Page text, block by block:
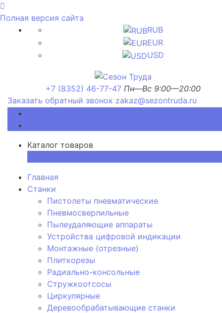
Полная версия сайта
RUB
EUR
USD
+7 (8352) 46-77-47 Пн—Вс 9:00—20:00
Заказать обратный звонок zakaz@sezontruda.ru
Каталог товаров
Главная
Станки
Пистолеты пневматические
Пневмосверлильные
Пылеудаляющие аппараты
Устройства цифровой индикации
Монтажные (отрезные)
Плиткорезы
Радиально-консольные
Стружкоотсосы
Циркулярные
Деревообрабатывающие станки